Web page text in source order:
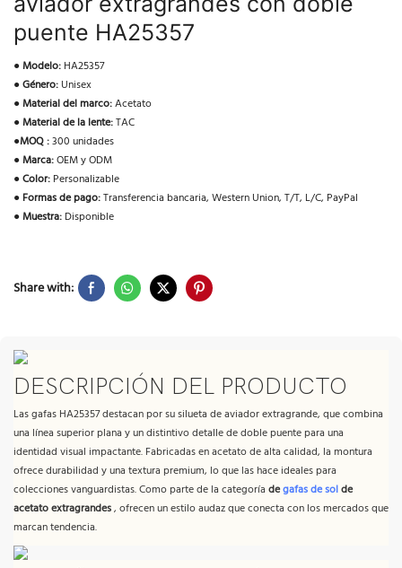
puente HA25357
●Modelo: HA25357
●Género: Unisex
●Material del marco:Acetato
●Material de la lente:TAC
●MOQ :300 unidades
●Marca:OEM y ODM
●Color: Personalizable
● Formas de pago:Transferencia bancaria, Western Union, T/T, L/C, PayPal
●Muestra: Disponible
Share with:
DESCRIPCIÓN DEL PRODUCTO
Las gafas HA25357 destacan por su silueta de aviador extragrande, que combina
una línea superior plana y un distintivo detalle de doble puente para una
identidad visual impactante. Fabricadas en acetato de alta calidad, la montura
ofrece durabilidad y una textura premium, lo que las hace ideales para
colecciones vanguardistas. Como parte de la categoría degafas de solde
acetato extragrandes, ofrecen un estilo audaz que conecta con los mercados que
marcan tendencia.